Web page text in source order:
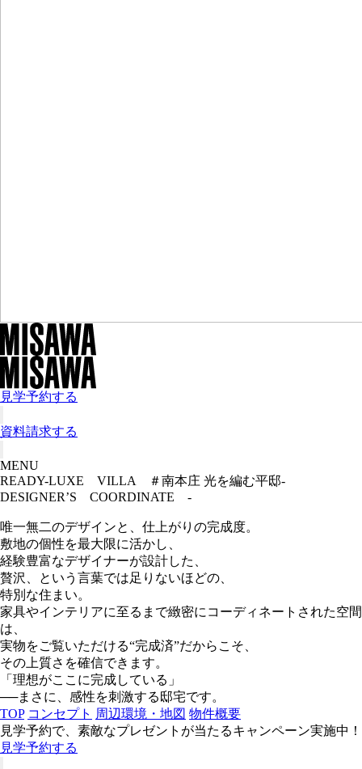
見学予約する
資料請求する
MENU
READY-LUXE VILLA ＃南本庄 光を編む平邸-
DESIGNER’S COORDINATE -
唯一無二のデザインと、仕上がりの完成度。
敷地の個性を最大限に活かし、
経験豊富なデザイナーが設計した、
贅沢、という言葉では足りないほどの、
特別な住まい。
家具やインテリアに至るまで緻密にコーディネートされた空間
は、
実物をご覧いただける“完成済”だからこそ、
その上質さを確信できます。
「理想がここに完成している」
──まさに、感性を刺激する邸宅です。
TOP コンセプト 周辺環境・地図 物件概要
見学予約で、素敵なプレゼントが当たるキャンペーン実施中！
見学予約する